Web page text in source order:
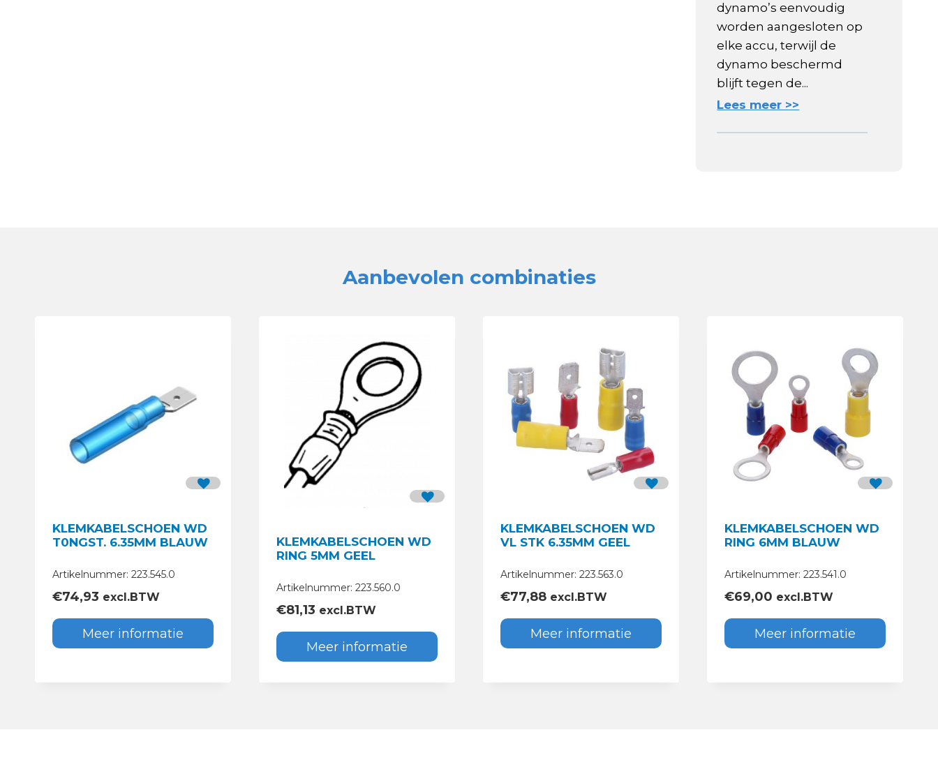
dynamo’s eenvoudig
worden aangesloten op
elke accu, terwijl de
dynamo beschermd
blijft tegen de...
Lees meer >>
Aanbevolen combinaties
KLEMKABELSCHOEN WD
T0NGST. 6.35MM BLAUW
Artikelnummer: 223.545.0
€74,93 excl.BTW
Meer informatie
KLEMKABELSCHOEN WD
RING 5MM GEEL
Artikelnummer: 223.560.0
€81,13 excl.BTW
Meer informatie
KLEMKABELSCHOEN WD
VL STK 6.35MM GEEL
Artikelnummer: 223.563.0
€77,88 excl.BTW
Meer informatie
KLEMKABELSCHOEN WD
RING 6MM BLAUW
Artikelnummer: 223.541.0
€69,00 excl.BTW
Meer informatie